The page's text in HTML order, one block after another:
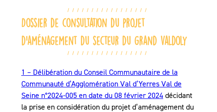
Dossier de consultation du projet
d’aménagement du secteur du grand valdoly
1 – Délibération du Conseil Communautaire de la
Communauté d’Agglomération Val d’Yerres Val de
Seine n°2024-005 en date du 08 février 2024décidant
la prise en considération du projet d’aménagement du